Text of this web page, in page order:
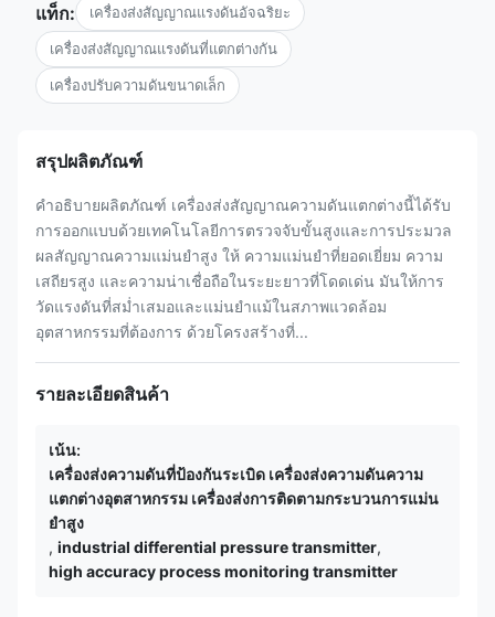
แท็ก: เครื่องส่งสัญญาณแรงดันอัจฉริยะ
เครื่องส่งสัญญาณแรงดันที่แตกต่างกัน
เครื่องปรับความดันขนาดเล็ก
สรุปผลิตภัณฑ์
คำอธิบายผลิตภัณฑ์ เครื่องส่งสัญญาณความดันแตกต่างนี้ได้รับ
การออกแบบด้วยเทคโนโลยีการตรวจจับขั้นสูงและการประมวล
ผลสัญญาณความแม่นยำสูง ให้ ความแม่นยำที่ยอดเยี่ยม ความ
เสถียรสูง และความน่าเชื่อถือในระยะยาวที่โดดเด่น มันให้การ
วัดแรงดันที่สม่ำเสมอและแม่นยำแม้ในสภาพแวดล้อม
อุตสาหกรรมที่ต้องการ ด้วยโครงสร้างที่...
รายละเอียดสินค้า
เน้น:
เครื่องส่งความดันที่ป้องกันระเบิด เครื่องส่งความดันความ
แตกต่างอุตสาหกรรม เครื่องส่งการติดตามกระบวนการแม่น
ยําสูง
, industrial differential pressure transmitter,
high accuracy process monitoring transmitter